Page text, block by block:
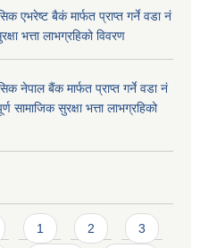
एभरेष्ट बैकं मार्फत प्राप्त गर्ने वडा नं
भत्ता लाभग्रहिको विवरण
नेपाल बैंक मार्फत प्राप्त गर्ने वडा नं
सुरक्षा भत्ता लाभग्रहिको
1 2 3